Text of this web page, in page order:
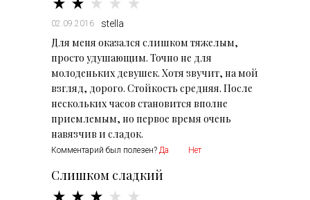
02.09.2016 stella
Для меня оказался слишком тяжелым,
просто удушающим. Точно не для
молоденьких девушек. Хотя звучит, на мой
взгляд, дорого. Стойкость средняя. После
нескольких часов становится вполне
приемлемым, но первое время очень
навязчив и сладок.
Комментарий был полезен? Да Нет
Слишком сладкий